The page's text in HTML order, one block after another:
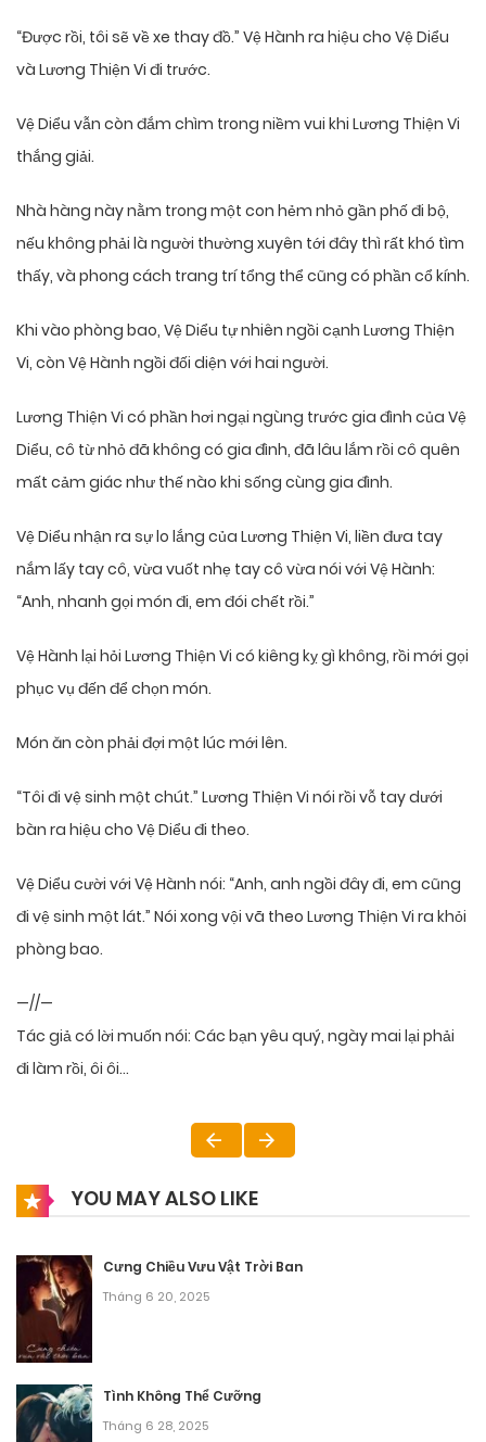
“Được rồi, tôi sẽ về xe thay đồ.” Vệ Hành ra hiệu cho Vệ Diểu
và Lương Thiện Vi đi trước.
Vệ Diểu vẫn còn đắm chìm trong niềm vui khi Lương Thiện Vi
thắng giải.
Nhà hàng này nằm trong một con hẻm nhỏ gần phố đi bộ,
nếu không phải là người thường xuyên tới đây thì rất khó tìm
thấy, và phong cách trang trí tổng thể cũng có phần cổ kính.
Khi vào phòng bao, Vệ Diểu tự nhiên ngồi cạnh Lương Thiện
Vi, còn Vệ Hành ngồi đối diện với hai người.
Lương Thiện Vi có phần hơi ngại ngùng trước gia đình của Vệ
Diểu, cô từ nhỏ đã không có gia đình, đã lâu lắm rồi cô quên
mất cảm giác như thế nào khi sống cùng gia đình.
Vệ Diểu nhận ra sự lo lắng của Lương Thiện Vi, liền đưa tay
nắm lấy tay cô, vừa vuốt nhẹ tay cô vừa nói với Vệ Hành:
“Anh, nhanh gọi món đi, em đói chết rồi.”
Vệ Hành lại hỏi Lương Thiện Vi có kiêng kỵ gì không, rồi mới gọi
phục vụ đến để chọn món.
Món ăn còn phải đợi một lúc mới lên.
“Tôi đi vệ sinh một chút.” Lương Thiện Vi nói rồi vỗ tay dưới
bàn ra hiệu cho Vệ Diểu đi theo.
Vệ Diểu cười với Vệ Hành nói: “Anh, anh ngồi đây đi, em cũng
đi vệ sinh một lát.” Nói xong vội vã theo Lương Thiện Vi ra khỏi
phòng bao.
—//—
Tác giả có lời muốn nói: Các bạn yêu quý, ngày mai lại phải
đi làm rồi, ôi ôi…
YOU MAY ALSO LIKE
Cưng Chiều Vưu Vật Trời Ban
Tháng 6 20, 2025
Tình Không Thể Cưỡng
Tháng 6 28, 2025